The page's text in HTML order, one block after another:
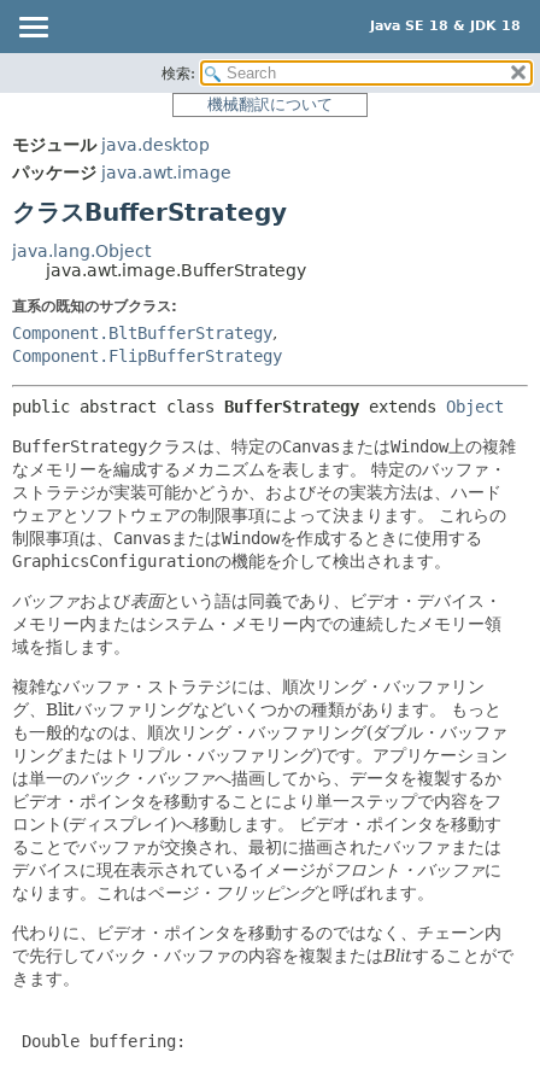
Java SE 18 & JDK 18
パッケージ
使用
ツリー
プレビュー
新規
索引
ヘルプ
サマリー:
ネスト済
詳細:
検索:
機械翻訳について
モジュール java.desktop
パッケージ java.awt.image
クラスBufferStrategy
java.lang.Object
java.awt.image.BufferStrategy
直系の既知のサブクラス:
Component.BltBufferStrategy,
Component.FlipBufferStrategy
public abstract class BufferStrategy extends Object
BufferStrategyクラスは、特定のCanvas またはWindow上の複雑
なメモリーを編成するメカニズムを表します。
特定のバッファ・
ストラテジが実装可能かどうか、およびその実装方法は、ハード
ウェアとソフトウェアの制限事項によって決まります。
これらの
制限事項は、 Canvas またはWindowを作成するときに使用する
GraphicsConfigurationの機能を介して検出されます。
バッファおよび表面という語は同義であり、ビデオ・デバイス・
メモリー内またはシステム・メモリー内での連続したメモリー領
域を指します。
複雑なバッファ・ストラテジには、順次リング・バッファリン
グ、Blitバッファリングなどいくつかの種類があります。
もっと
も一般的なのは、順次リング・バッファリング(ダブル・バッファ
リングまたはトリプル・バッファリング)です。アプリケーション
は単一のバック・バッファへ描画してから、データを複製するか
ビデオ・ポインタを移動することにより単一ステップで内容をフ
ロント(ディスプレイ)へ移動します。
ビデオ・ポインタを移動す
ることでバッファが交換され、最初に描画されたバッファまたは
デバイスに現在表示されているイメージがフロント・バッファに
なります。これはページ・フリッピングと呼ばれます。
代わりに、ビデオ・ポインタを移動するのではなく、チェーン内
で先行してバック・バッファの内容を複製またはBlitすることがで
きます。
Double buffering: